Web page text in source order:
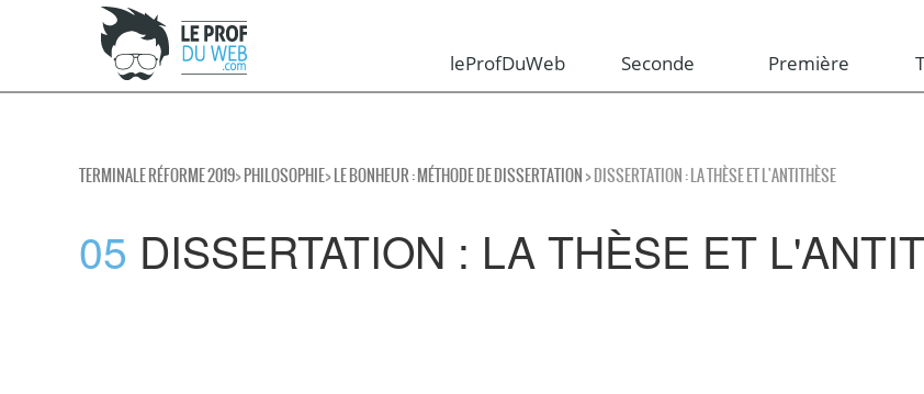
leProfDuWeb Seconde Première
TERMINALE RÉFORME 2019>PHILOSOPHIE>LE BONHEUR : MÉTHODE DE DISSERTATION> DISSERTATION : LA THÈSE ET L'ANTITHÈSE
05 DISSERTATION : LA THÈSE ET